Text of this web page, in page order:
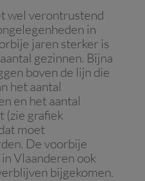
wel verontrustend
in
jaren sterker is
gezinnen. Bijna
boven de lijn die
het aantal
en het aantal
(zie grafiek
moet
De voorbije
Vlaanderen ook
bijgekomen.